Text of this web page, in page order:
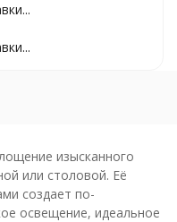
изысканного
или столовой. Её
создает по-
освещение, идеальное